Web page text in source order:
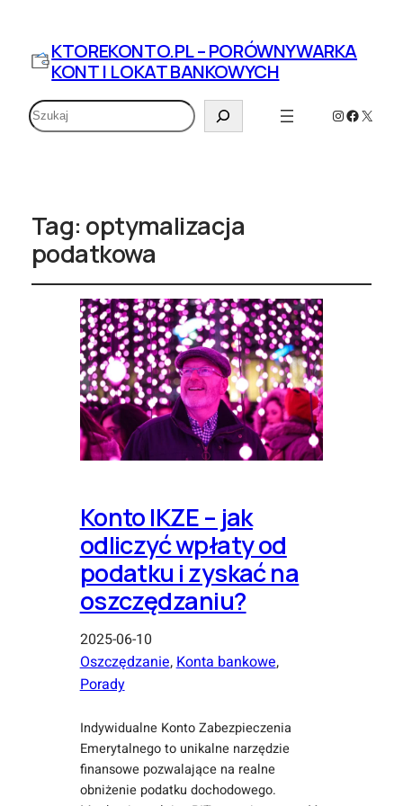
KTOREKONTO.PL – PORÓWNYWARKA
KONT I LOKAT BANKOWYCH
Szukaj Instagram
X
Tag: optymalizacja
podatkowa
Konto IKZE – jak
odliczyć wpłaty od
podatku i zyskać na
oszczędzaniu?
2025-06-10
Oszczędzanie, Konta bankowe,
Porady
Indywidualne Konto Zabezpieczenia
Emerytalnego to unikalne narzędzie
finansowe pozwalające na realne
obniżenie podatku dochodowego.